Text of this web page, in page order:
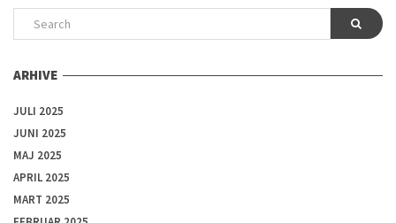
ARHIVE
JULI 2025
JUNI 2025
MAJ 2025
APRIL 2025
MART 2025